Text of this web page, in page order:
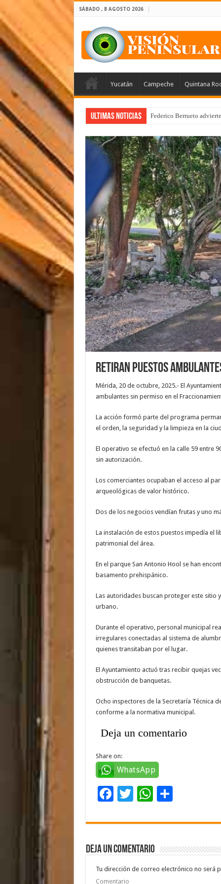
SÁBADO , 8 AGOSTO 2026
Yucatán Campeche Quintana
Ultimas Noticias Federico Berrueto
Retiran puestos
Mérida, 20 de octubre, 2025.- El
ambulantes sin permiso en el
La acción formó parte del programa
el orden, la seguridad y la limpieza en la
El operativo se efectuó en la calle 59 entre
sin autorización.
Los comerciantes ocupaban el acceso al
arqueológicas de valor histórico.
Dos de los negocios vendían frutas y uno
La instalación de estos puestos impedía el
patrimonial del área.
En el parque San Antonio Hool se han
basamento prehispánico.
Las autoridades buscan proteger este sitio
urbano.
Durante el operativo, personal municipal
irregulares conectadas al sistema de
quienes transitaban por el lugar.
El Ayuntamiento actuó tras recibir quejas
obstrucción de banquetas.
Ocho inspectores de la Secretaría Técnica
conforme a la normativa municipal.
Deja un comentario
Share on:
WhatsApp
F
e
b
o
o
T
tt
er
W
at
sA
p
p
C
m
ar
ti
Deja un comentario
Tu dirección de correo electrónico no será
Comentario